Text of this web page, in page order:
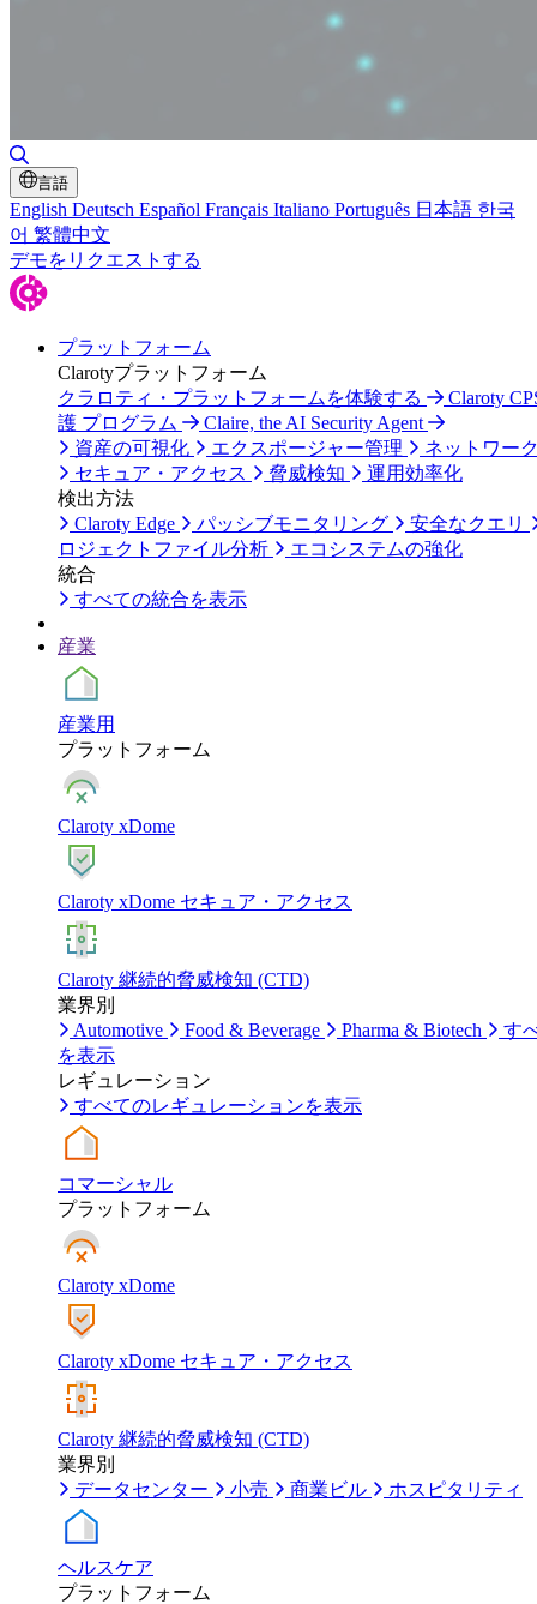
言語
English Deutsch Español Français Italiano Português 日本語 한국
어 繁體中文
デモをリクエストする
プラットフォーム
Clarotyプラットフォーム
クラロティ・プラットフォームを体験する
Claroty
護 プログラム
Claire, the AI Security Agent
資産の可視化
エクスポージャー管理
ネットワー
セキュア・アクセス
脅威検知
運用効率化
検出方法
Claroty Edge
パッシブモニタリング
安全なクエリ
ロジェクトファイル分析
エコシステムの強化
統合
すべての統合を表示
産業
産業用
プラットフォーム
Claroty xDome
Claroty xDome セキュア・アクセス
Claroty 継続的脅威検知 (CTD)
業界別
Automotive
Food & Beverage Pharma & Biotech
す
を表示
レギュレーション
すべてのレギュレーションを表示
コマーシャル
プラットフォーム
Claroty xDome
Claroty xDome セキュア・アクセス
Claroty 継続的脅威検知 (CTD)
業界別
データセンター
小売 商業ビル ホスピタリティ
ヘルスケア
プラットフォーム